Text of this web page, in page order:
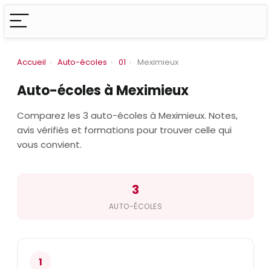
Accueil › Auto-écoles › 01 › Meximieux
Auto-écoles à Meximieux
Comparez les 3 auto-écoles à Meximieux. Notes,
avis vérifiés et formations pour trouver celle qui
vous convient.
3
AUTO-ÉCOLES
1